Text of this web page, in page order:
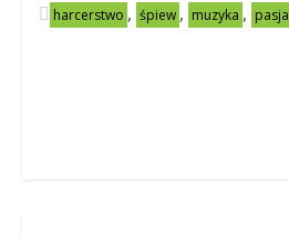
harcerstwo , śpiew , muzyka , pasja